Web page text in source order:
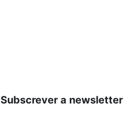
Subscrever a newsletter